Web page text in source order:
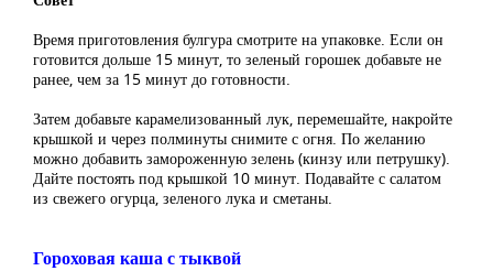
Время приготовления булгура смотрите на упаковке. Если он
готовится дольше 15 минут, то зеленый горошек добавьте не
ранее, чем за 15 минут до готовности.
Затем добавьте карамелизованный лук, перемешайте, накройте
крышкой и через полминуты снимите с огня. По желанию
можно добавить замороженную зелень (кинзу или петрушку).
Дайте постоять под крышкой 10 минут. Подавайте с салатом
из свежего огурца, зеленого лука и сметаны.
Гороховая каша с тыквой